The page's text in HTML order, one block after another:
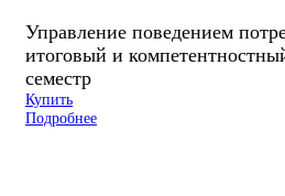
Управление поведением
итоговый и
семестр
Купить
Подробнее